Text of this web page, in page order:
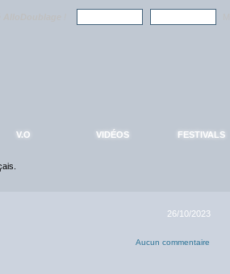
V.O VIDÉOS FESTIVALS
26/10/2023
Aucun commentaire